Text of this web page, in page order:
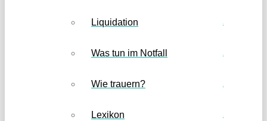
Liquidation
Was tun im Notfall
Wie trauern?
Lexikon